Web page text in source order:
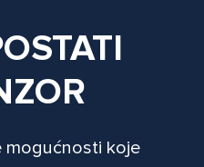
mogućnosti koje